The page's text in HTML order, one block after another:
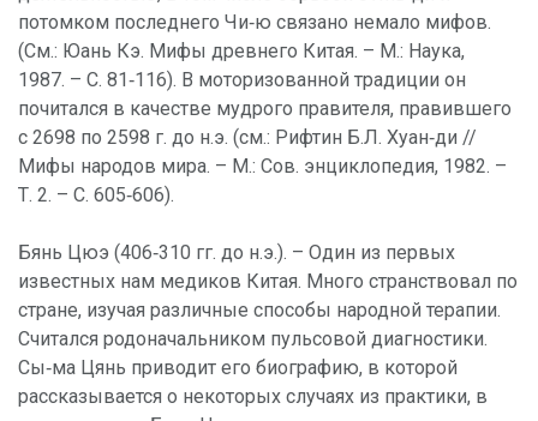
потомком последнего Чи‑ю связано немало мифов.
(См.: Юань Кэ. Мифы древнего Китая. – М.: Наука,
1987. – С. 81‑116). В моторизованной традиции он
почитался в качестве мудрого правителя, правившего
с 2698 по 2598 г. до н.э. (см.: Рифтин Б.Л. Хуан‑ди //
Мифы народов мира. – М.: Сов. энциклопедия, 1982. –
Т. 2. – С. 605‑606).
Бянь Цюэ (406‑310 гг. до н.э.). – Один из первых
известных нам медиков Китая. Много странствовал по
стране, изучая различные способы народной терапии.
Считался родоначальником пульсовой диагностики.
Сы‑ма Цянь приводит его биографию, в которой
рассказывается о некоторых случаях из практики, в